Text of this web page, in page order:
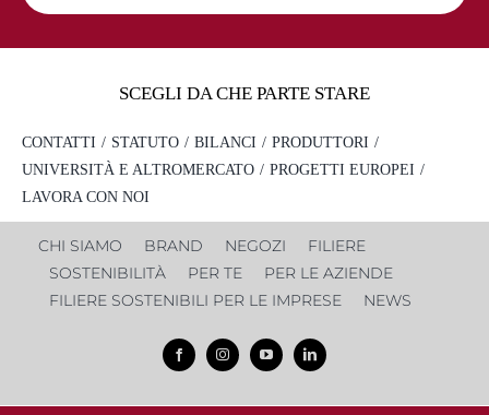
CONTATTI STATUTO BILANCI
PRODUTTORI
UNIVERSITÀ E ALTROMERCATO
PROGETTI EUROPEI
LAVORA CON NOI
SCEGLI DA CHE PARTE STARE
CHI SIAMO BRAND NEGOZI
FILIERE
SOSTENIBILITÀ
PER TE
PER LE AZIENDE
FILIERE SOSTENIBILI PER LE IMPRESE
NEWS